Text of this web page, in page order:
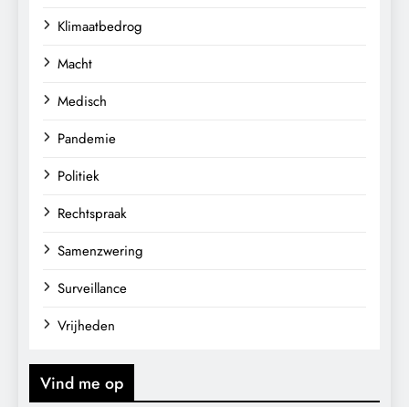
Klimaatbedrog
Macht
Medisch
Pandemie
Politiek
Rechtspraak
Samenzwering
Surveillance
Vrijheden
Vind me op